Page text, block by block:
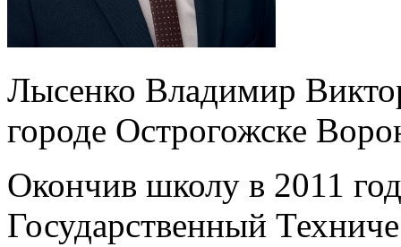
Лысенко Владимир
городе Острогожске
Окончив школу в 2011
Государственный